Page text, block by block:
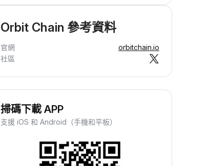
Orbit Chain 參考資料
官網
orbitchain.io
社區
掃碼下載 APP
支援 iOS 和 Android（手機和平板）